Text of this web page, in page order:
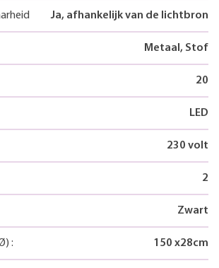
Ja, afhankelijk van de lichtbron
Metaal, Stof
20
LED
230 volt
2
Zwart
: 150 x28cm